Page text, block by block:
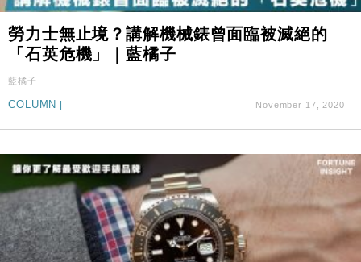
勞力士無止境？講解機械錶曾面臨被滅絕的
「石英危機」｜藍橘子
藍橘子
COLUMN November 17, 2020